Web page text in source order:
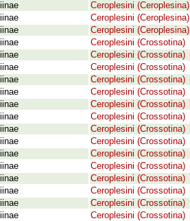
Ceroplesini (Ceroplesina)
Ceroplesini (Ceroplesina)
Ceroplesini (Ceroplesina)
Ceroplesini (Crossotina)
Ceroplesini (Crossotina)
Ceroplesini (Crossotina)
Ceroplesini (Crossotina)
Ceroplesini (Crossotina)
Ceroplesini (Crossotina)
Ceroplesini (Crossotina)
Ceroplesini (Crossotina)
Ceroplesini (Crossotina)
Ceroplesini (Crossotina)
Ceroplesini (Crossotina)
Ceroplesini (Crossotina)
Ceroplesini (Crossotina)
Ceroplesini (Crossotina)
Ceroplesini (Crossotina)